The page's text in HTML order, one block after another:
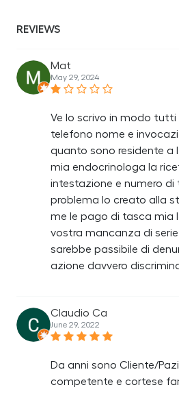
REVIEWS
Mat
May 29, 2024
Ve lo scrivo in modo
telefono nome e
quanto sono residente a
mia endocrinologa la
intestazione e numero
problema lo creato alla
me le pago di tasca mia
vostra mancanza di
sarebbe passibile di
azione davvero
Claudio Ca
June 29, 2022
Da anni sono Cliente/
competente e cortese